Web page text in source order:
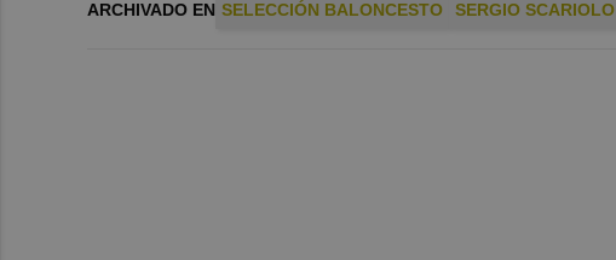
ARCHIVADO EN SELECCIÓN BALONCESTO SERGIO SCARIOLO